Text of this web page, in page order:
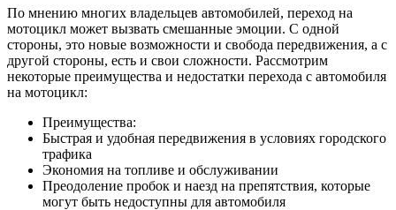
По мнению многих владельцев автомобилей, переход на
мотоцикл может вызвать смешанные эмоции. С одной
стороны, это новые возможности и свобода передвижения, а с
другой стороны, есть и свои сложности. Рассмотрим
некоторые преимущества и недостатки перехода с автомобиля
на мотоцикл:
Преимущества:
Быстрая и удобная передвижения в условиях городского
трафика
Экономия на топливе и обслуживании
Преодоление пробок и наезд на препятствия, которые
могут быть недоступны для автомобиля